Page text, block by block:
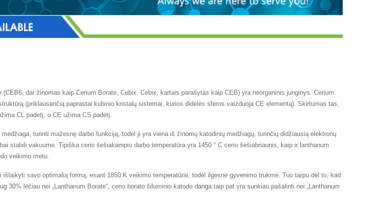
(CEB6, dar žinomas kaip Cerium Borate, Cebix, Cebix, kartais parašytas kaip CEB) yra neorganinis junginys. Cerium
(priklausančią paprastai kubinio kristalų sistemai, kurios didelės sferos vaizduoja CE elementą). Skirtumas tas,
CL padėtį, o CE užima CS padėtį.
turinti mažesnę darbo funkciją, todėl ji yra viena iš žinomų katodinių medžiagų, turinčių didžiausią elektronų
stabili vakuume. Tipiška cerio šešiakampio darbo temperatūra yra 1450 ° C cerio šešiabriaunis, kaip ir lanthanum
veikimo metu.
išlaikyti savo optimalią formą, esant 1850 K veikimo temperatūrai, todėl ilgesnė gyvenimo trukmė. Tuo tarpu dėl to, kad
30% lėčiau nei „Lanthanum Borate“, cerio borato šiluminio katodo danga taip pat yra sunkiau pašalinti nei „Lanthanum